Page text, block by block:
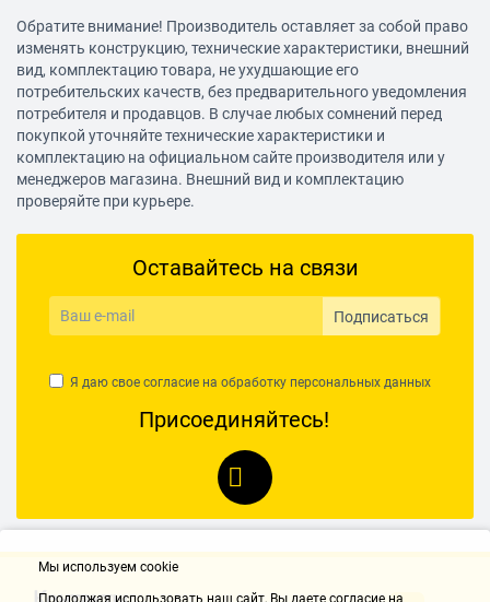
Обратите внимание! Производитель оставляет за собой право
изменять конструкцию, технические характеристики, внешний
вид, комплектацию товара, не ухудшающие его
потребительских качеств, без предварительного уведомления
потребителя и продавцов. В случае любых сомнений перед
покупкой уточняйте технические характеристики и
комплектацию на официальном сайте производителя или у
менеджеров магазина. Внешний вид и комплектацию
проверяйте при курьере.
Оставайтесь на связи
Подписаться
Я даю свое согласие на обработку персональных данных
Присоединяйтесь!
Мы используем cookie
Продолжая использовать наш cайт, Вы даете согласие на